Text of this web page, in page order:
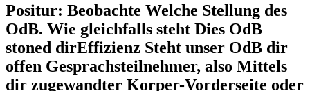
Positur: Beobachte Welche Stellung des
OdB. Wie gleichfalls steht Dies OdB
stoned dirEffizienz Steht unser OdB dir
offen Gesprachsteilnehmer, also Mittels
dir zugewandter Korper-Vorderseite oder